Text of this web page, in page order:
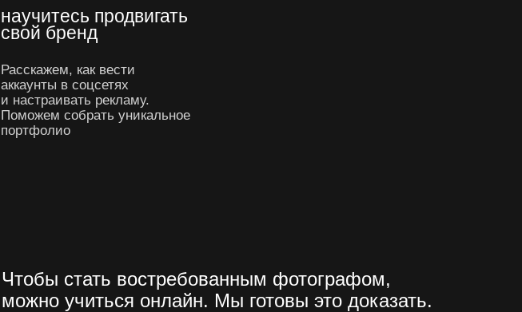
научитесь продвигать
свой бренд
Расскажем, как вести
аккаунты в соцсетях
и настраивать рекламу.
Поможем собрать уникальное
портфолио
Чтобы стать востребованным фотографом,
можно учиться онлайн. Мы готовы это доказать.